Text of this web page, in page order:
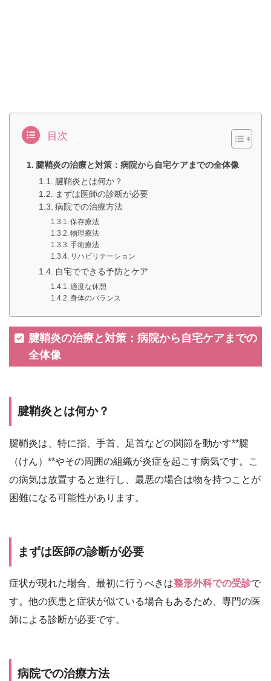
目次
腱鞘炎の治療と対策：病院から自宅ケアまでの全体像
腱鞘炎とは何か？
まずは医師の診断が必要
病院での治療方法
保存療法
物理療法
手術療法
リハビリテーション
自宅でできる予防とケア
適度な休憩
身体のバランス
腱鞘炎の治療と対策：病院から自宅ケアまでの
全体像
腱鞘炎とは何か？
腱鞘炎は、特に指、手首、足首などの関節を動かす**腱
（けん）**やその周囲の組織が炎症を起こす病気です。こ
の病気は放置すると進行し、最悪の場合は物を持つことが
困難になる可能性があります。
まずは医師の診断が必要
症状が現れた場合、最初に行うべきは整形外科での受診で
す。他の疾患と症状が似ている場合もあるため、専門の医
師による診断が必要です。
病院での治療方法